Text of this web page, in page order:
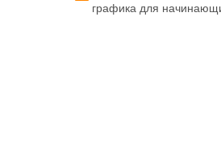
графика для